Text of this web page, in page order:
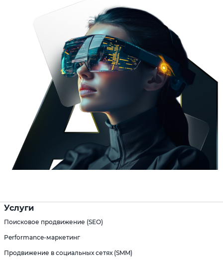
Услуги
Поисковое продвижение (SEO)
Performance-маркетинг
Продвижение в социальных сетях (SMM)